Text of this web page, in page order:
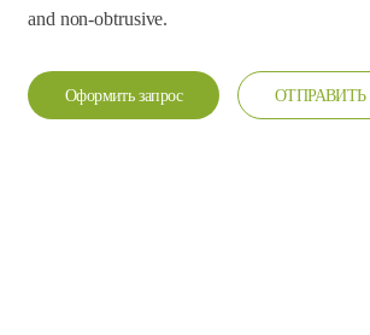
and non-obtrusive.
Оформить запрос